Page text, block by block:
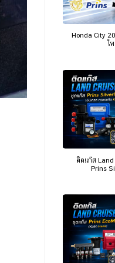
Honda City
ไ
ติดแก๊ส
Prins